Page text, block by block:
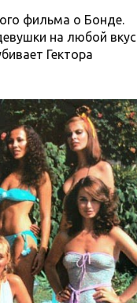
фильма о Бонде.
на любой
Гектора